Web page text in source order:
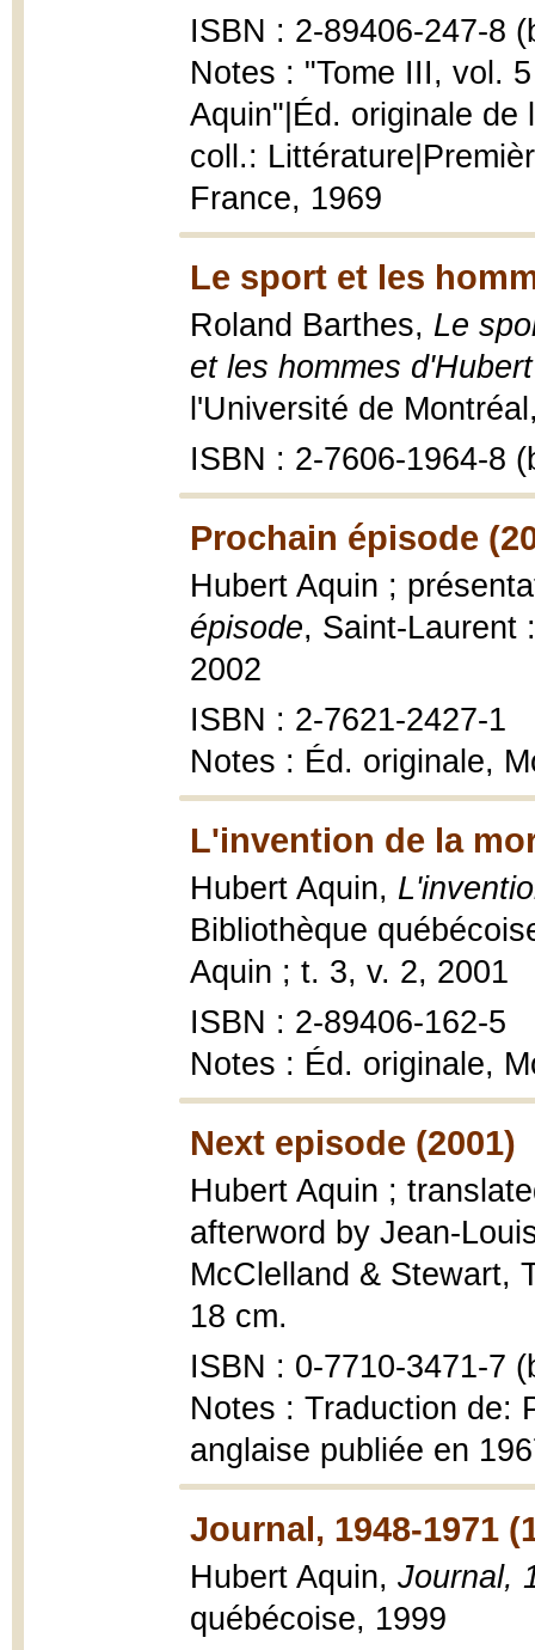
ISBN : 2-89406-247-8
Notes : "Tome III, vol.
Aquin"|Éd. originale de
coll.:
France, 1969
Le sport et les
Roland Barthes, Le
et les hommes
l'Université de
ISBN : 2-7606-1964-8
Prochain épisode
Hubert Aquin ;
épisode, Saint-Laurent
2002
ISBN : 2-7621-2427-1
Notes : Éd. originale,
L'invention de la
Hubert Aquin,
Bibliothèque
Aquin ; t. 3, v. 2, 2001
ISBN : 2-89406-162-5
Notes : Éd. originale,
Next episode (2001)
Hubert Aquin ;
afterword by Jean-
McClelland & Stewart,
18 cm.
ISBN : 0-7710-3471-7
Notes : Traduction de:
anglaise publiée en
Journal, 1948-1971
Hubert Aquin, Journal,
québécoise, 1999